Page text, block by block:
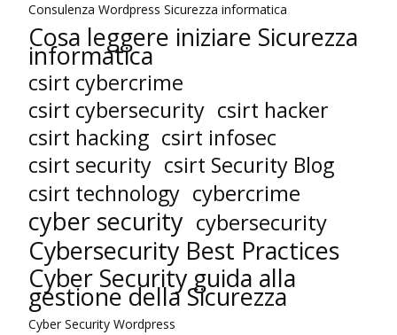
Consulenza Wordpress Sicurezza informatica
Cosa leggere iniziare Sicurezza
informatica
csirt cybercrime
csirt cybersecurity csirt hacker
csirt hacking csirt infosec
csirt security csirt Security Blog
csirt technology cybercrime
cyber security cybersecurity
Cybersecurity Best Practices
Cyber Security guida alla
gestione della Sicurezza
Cyber Security Wordpress